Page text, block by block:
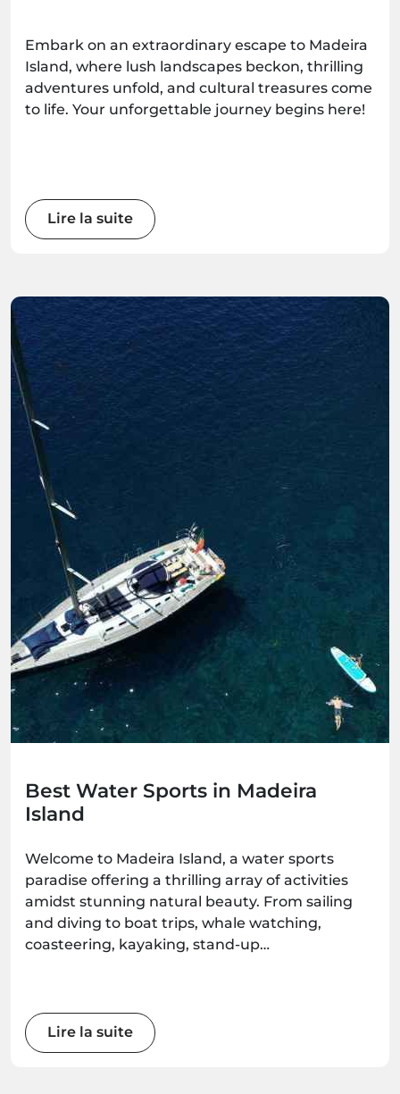
Embark on an extraordinary escape to Madeira
Island, where lush landscapes beckon, thrilling
adventures unfold, and cultural treasures come
to life. Your unforgettable journey begins here!
Lire la suite
Best Water Sports in Madeira
Island
Welcome to Madeira Island, a water sports
paradise offering a thrilling array of activities
amidst stunning natural beauty. From sailing
and diving to boat trips, whale watching,
coasteering, kayaking, stand-up
Get ready to immerse yourself in the wonders
of this Atlantic gem as we explore the best
water sports the island has to offer.
Lire la suite